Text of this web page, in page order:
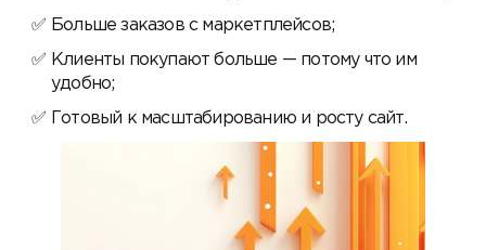
Больше заказов с маркетплейсов;
Клиенты покупают больше — потому что им
удобно;
Готовый к масштабированию и росту сайт.